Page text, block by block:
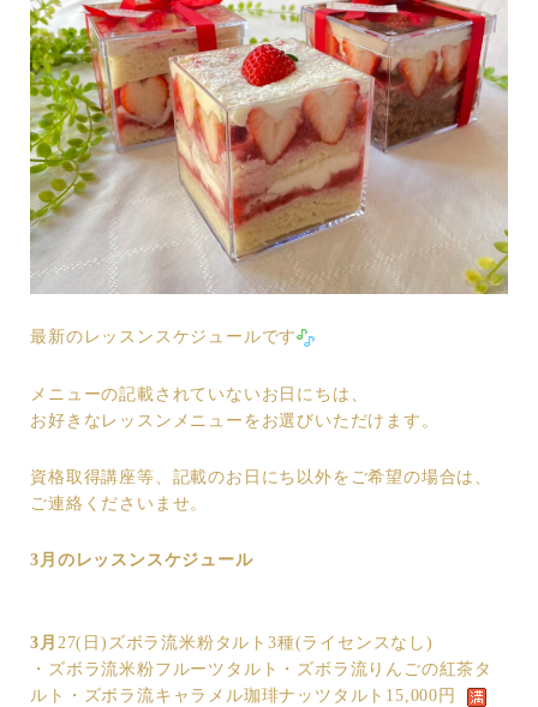
最新のレッスンスケジュールです
メニューの記載されていないお日にちは、
お好きなレッスンメニューをお選びいただけます。
資格取得講座等、記載のお日にち以外をご希望の場合は、
ご連絡くださいませ。
3月のレッスンスケジュール
3月 27(日)ズボラ流米粉タルト3種(ライセンスなし)
・ズボラ流米粉フルーツタルト・ズボラ流りんごの紅茶タ
ルト・ズボラ流キャラメル珈琲ナッツタルト15,000円